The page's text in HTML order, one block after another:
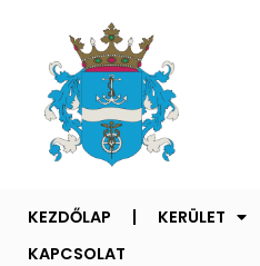
KEZDŐLAP KERÜLET
KAPCSOLAT